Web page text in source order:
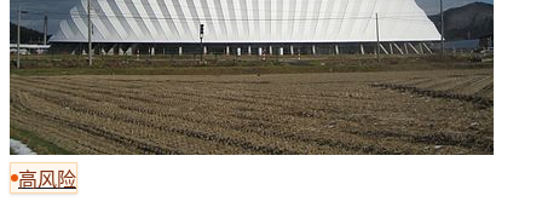
高风险